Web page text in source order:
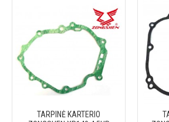
TARPINĖ KARTERIO